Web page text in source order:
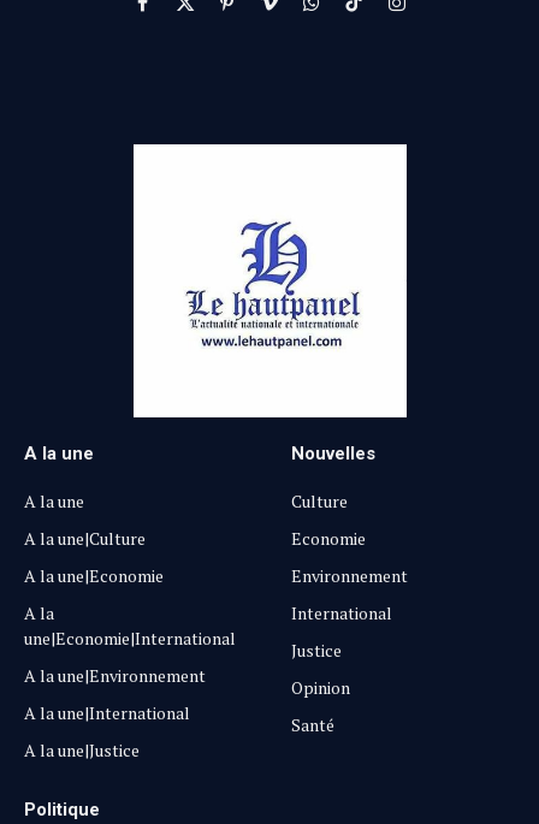
Facebook
X
PinterestVimeoWhatsApp
TikTokInstagram
A la une
A la une
A la une|Culture
A la une|Economie
A la
une|Economie|International
A la une|Environnement
A la une|International
A la une|Justice
Nouvelles
Culture
Economie
Environnement
International
Justice
Opinion
Santé
Politique